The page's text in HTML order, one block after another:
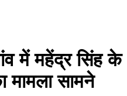
में महेंद्र सिंह के
सामने